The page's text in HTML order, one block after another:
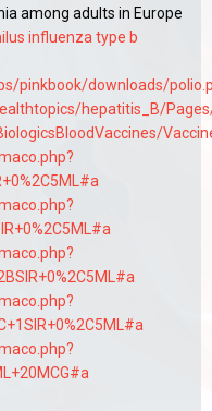
among adults in Europe
influenza type b
pinkbook/downloads/
hepatitis_B/